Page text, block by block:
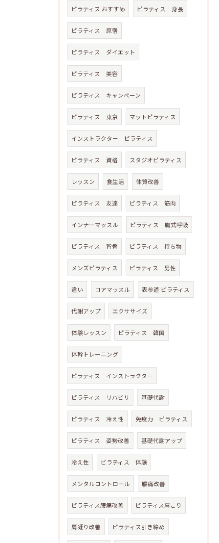
ピラティス おすすめ ピラティス 身長
ピラティス 原宿
ピラティス ダイエット
ピラティス 美容
ピラティス キャンペーン
ピラティス 東京 マットピラティス
インストラクター ピラティス
ピラティス 資格 スタジオピラティス
レッスン 食生活 体質改善
ピラティス 友達 ピラティス 筋肉
インナーマッスル ピラティス 胸式呼吸
ピラティス 背骨 ピラティス 持ち物
メンズピラティス ピラティス 男性
違い コアマッスル 表参道 ピラティス
代謝アップ エクササイズ
体験レッスン ピラティス 韓国
体幹トレーニング
ピラティス インストラクター
ピラティス リハビリ 基礎代謝
ピラティス 冷え性 免疫力 ピラティス
ピラティス 姿勢改善 基礎代謝アップ
冷え性 ピラティス 体験
メンタルコントロール 腰痛改善
ピラティス腰痛改善 ピラティス肩こり
肩凝り改善 ピラティス引き締め